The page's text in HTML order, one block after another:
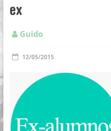
japonés
de
japonés
online,
desde
Buenos
Aires
ex
Guido
12/05/2015